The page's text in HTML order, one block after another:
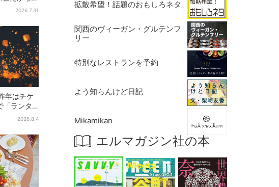
2026.7.31
年はチケ
「ランタ
3500の光
2026.8.4
拡散希望！話題のおもしろネタ
関西のヴィーガン・グルテンフ
リー
特別なレストランを予約
よう知らんけど日記
Mikamikan
エルマガジン社の本